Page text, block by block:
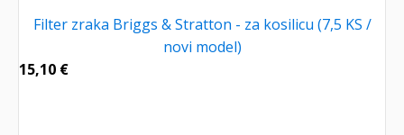
Filter zraka Briggs & Stratton - za kosilicu (7,5 KS /
novi model)
15,10 €